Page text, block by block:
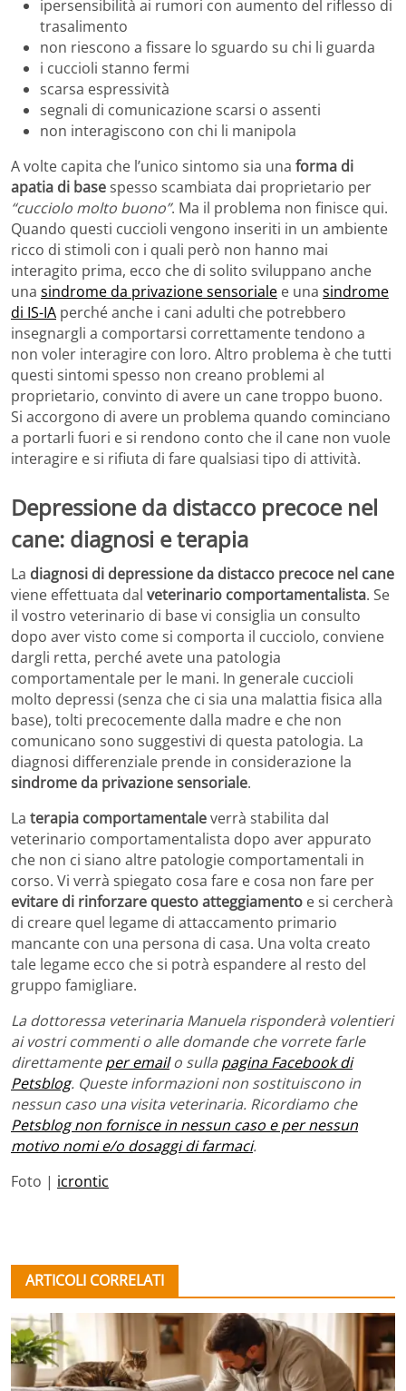
ipersensibilità ai rumori con aumento del riflesso di
trasalimento
non riescono a fissare lo sguardo su chi li guarda
i cuccioli stanno fermi
scarsa espressività
segnali di comunicazione scarsi o assenti
non interagiscono con chi li manipola
A volte capita che l’unico sintomo sia una forma di
apatia di basespesso scambiata dai proprietario per
“cucciolo molto buono”. Ma il problema non finisce qui.
Quando questi cuccioli vengono inseriti in un ambiente
ricco di stimoli con i quali però non hanno mai
interagito prima, ecco che di solito sviluppano anche
una sindrome da privazione sensoriale e una sindrome
di IS-IA perché anche i cani adulti che potrebbero
insegnargli a comportarsi correttamente tendono a
non voler interagire con loro. Altro problema è che tutti
questi sintomi spesso non creano problemi al
proprietario, convinto di avere un cane troppo buono.
Si accorgono di avere un problema quando cominciano
a portarli fuori e si rendono conto che il cane non vuole
interagire e si rifiuta di fare qualsiasi tipo di attività.
Depressione da distacco precoce nel
cane: diagnosi e terapia
La diagnosi di depressione da distacco precoce nel cane
viene effettuata dal veterinario comportamentalista. Se
il vostro veterinario di base vi consiglia un consulto
dopo aver visto come si comporta il cucciolo, conviene
dargli retta, perché avete una patologia
comportamentale per le mani. In generale cuccioli
molto depressi (senza che ci sia una malattia fisica alla
base), tolti precocemente dalla madre e che non
comunicano sono suggestivi di questa patologia. La
diagnosi differenziale prende in considerazione la
sindrome da privazione sensoriale.
La terapia comportamentaleverrà stabilita dal
veterinario comportamentalista dopo aver appurato
che non ci siano altre patologie comportamentali in
corso. Vi verrà spiegato cosa fare e cosa non fare per
evitare di rinforzare questo atteggiamento e si cercherà
di creare quel legame di attaccamento primario
mancante con una persona di casa. Una volta creato
tale legame ecco che si potrà espandere al resto del
gruppo famigliare.
La dottoressa veterinaria Manuela risponderà volentieri
ai vostri commenti o alle domande che vorrete farle
direttamenteper emailo sulla pagina Facebook di
Petsblog. Queste informazioni non sostituiscono in
nessun caso una visita veterinaria. Ricordiamo che
Petsblog non fornisce in nessun caso e per nessun
motivo nomi e/o dosaggi di farmaci.
Foto | icrontic
ARTICOLI CORRELATI